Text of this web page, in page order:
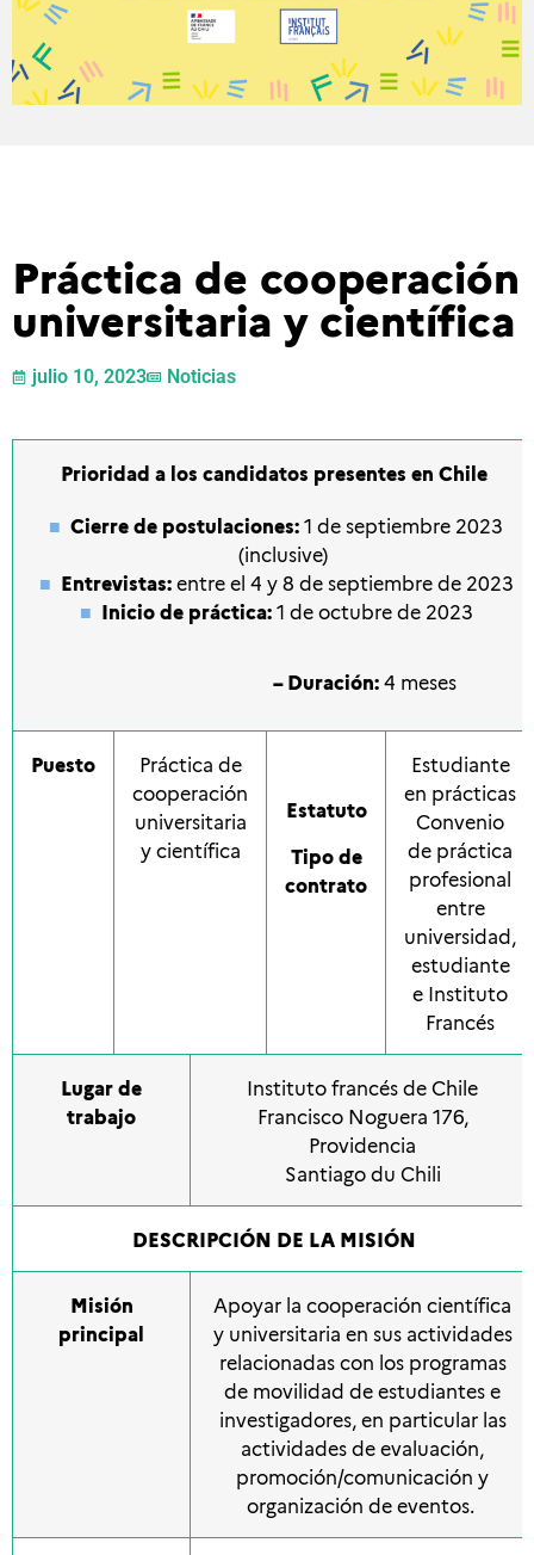
Práctica de cooperación
universitaria y científica
julio 10, 2023 Noticias
Prioridad a los candidatos presentes en Chile
Cierre de postulaciones:1 de septiembre 2023
(inclusive)
Entrevistas:entre el 4 y 8 de septiembre de 2023
Inicio de práctica:1 de octubrede 2023
– Duración:4 meses
Puesto
Práctica de
cooperación
universitaria
y científica
Estatuto
Tipo de
contrato
Estudiante
en prácticas
Convenio
de práctica
profesional
entre
universidad,
estudiante
e Instituto
Francés
Lugar de
trabajo
Instituto francés de Chile
Francisco Noguera 176,
Providencia
Santiago du Chili
DESCRIPCIÓN DE LA MISIÓN
Misión
principal
Apoyar la cooperación científica
y universitaria en sus actividades
relacionadas con los programas
de movilidad de estudiantes e
investigadores, en particular las
actividades de evaluación,
promoción/comunicación y
organización de eventos.